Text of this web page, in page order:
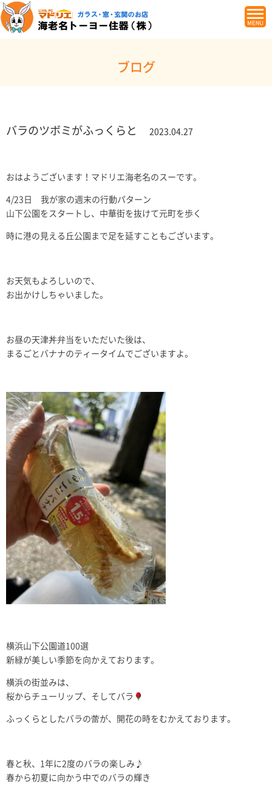
ブログ
バラのツボミがふっくらと 2023.04.27
おはようございます！マドリエ海老名のスーです。
4/23日 我が家の週末の行動パターン
山下公園をスタートし、中華街を抜けて元町を歩く
時に港の見える丘公園まで足を延すこともございます。
お天気もよろしいので、
お出かけしちゃいました。
お昼の天津丼弁当をいただいた後は、
まるごとバナナのティータイムでございますよ。
横浜山下公園道100選
新緑が美しい季節を向かえております。
横浜の街並みは、
桜からチューリップ、そしてバラ
ふっくらとしたバラの蕾が、開花の時をむかえております。
春と秋、1年に2度のバラの楽しみ♪
春から初夏に向かう中でのバラの輝き